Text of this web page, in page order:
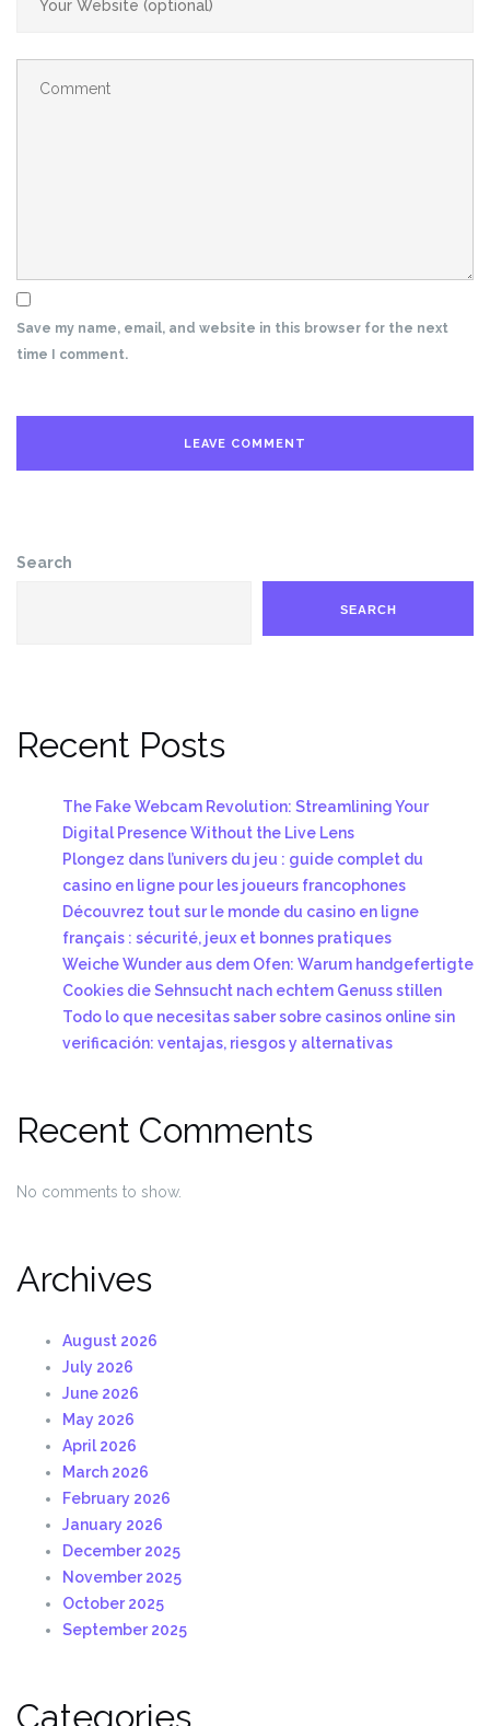
Save my name, email, and website in this browser for the next
time I comment.
Search
SEARCH
Recent Posts
The Fake Webcam Revolution: Streamlining Your
Digital Presence Without the Live Lens
Plongez dans l’univers du jeu : guide complet du
casino en ligne pour les joueurs francophones
Découvrez tout sur le monde du casino en ligne
français : sécurité, jeux et bonnes pratiques
Weiche Wunder aus dem Ofen: Warum handgefertigte
Cookies die Sehnsucht nach echtem Genuss stillen
Todo lo que necesitas saber sobre casinos online sin
verificación: ventajas, riesgos y alternativas
Recent Comments
No comments to show.
Archives
August 2026
July 2026
June 2026
May 2026
April 2026
March 2026
February 2026
January 2026
December 2025
November 2025
October 2025
September 2025
Categories